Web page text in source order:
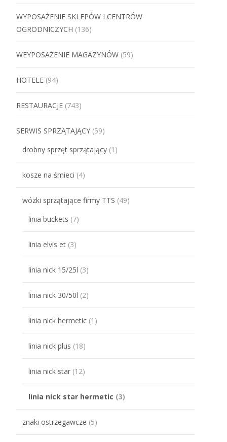
WYPOSAŻENIE SKLEPÓW I CENTRÓW
OGRODNICZYCH (136)
WEYPOSAŻENIE MAGAZYNÓW (59)
HOTELE (94)
RESTAURACJE (743)
SERWIS SPRZĄTAJĄCY (59)
drobny sprzęt sprzątający (1)
kosze na śmieci (4)
wózki sprzątające firmy TTS (49)
linia buckets (7)
linia elvis et (3)
linia nick 15/25l (3)
linia nick 30/50l (2)
linia nick hermetic (1)
linia nick plus (18)
linia nick star (12)
linia nick star hermetic (3)
znaki ostrzegawcze (5)